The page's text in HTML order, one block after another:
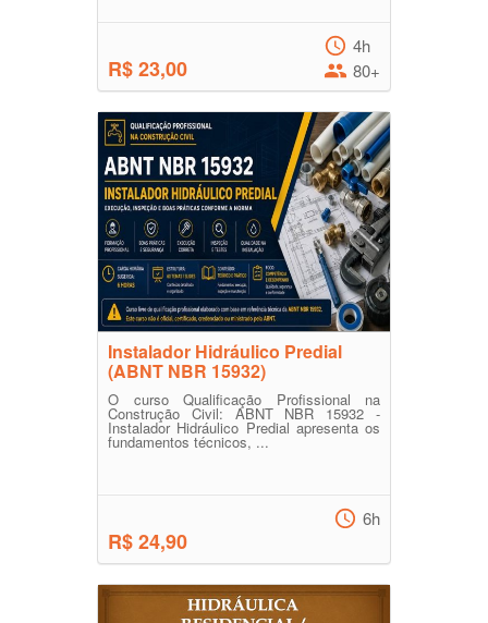
R$ 23,00
4h
80+
Instalador Hidráulico Predial
(ABNT NBR 15932)
O curso Qualificação Profissional na
Construção Civil: ABNT NBR 15932 -
Instalador Hidráulico Predial apresenta os
fundamentos técnicos, ...
R$ 24,90
6h